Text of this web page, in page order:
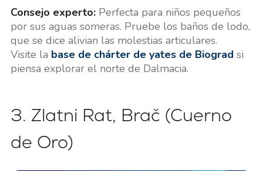
Consejo experto:Perfecta para niños pequeños
por sus aguas someras. Pruebe los baños de lodo,
que se dice alivian las molestias articulares.
Visite la base de chárter de yates de Biograd si
piensa explorar el norte de Dalmacia.
3. Zlatni Rat, Brač (Cuerno
de Oro)